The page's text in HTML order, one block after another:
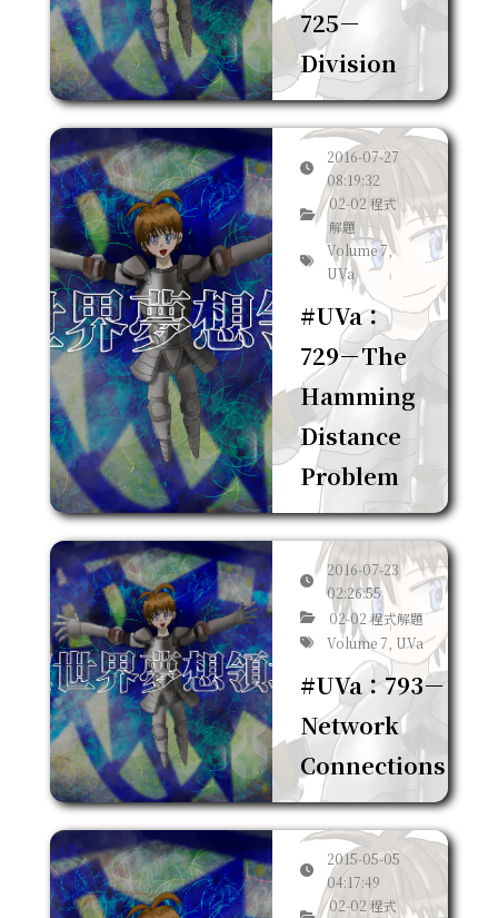
725－
Division
2016-07-27
08:19:32
02-02 程式
解題
Volume 7,
UVa
#UVa：
729－The
Hamming
Distance
Problem
2016-07-23
02:26:55
02-02 程式解題
Volume 7, UVa
#UVa：793－
Network
Connections
2015-05-05
04:17:49
02-02 程式